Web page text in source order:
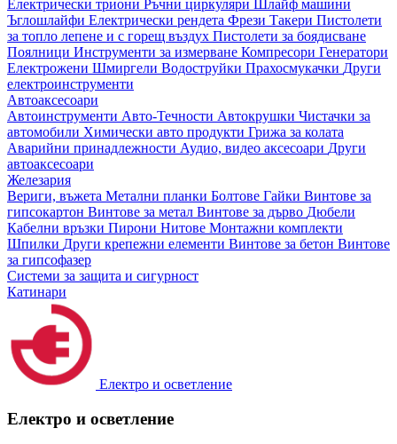
Електрически триони Ръчни циркуляри
Шлайф машини
Ъглошлайфи Електрически рендета Фрези Такери Пистолети
за топло лепене и с горещ въздух Пистолети за боядисване
Поялници Инструменти за измерване Компресори Генератори
Електрожени Шмиргели Водоструйки Прахосмукачки Други
електроинструменти
Автоаксесоари
Автоинструменти Авто-Течности Автокрушки Чистачки за
автомобили Химически авто продукти Грижа за колата
Аварийни принадлежности Аудио, видео аксесоари Други
автоаксесоари
Железария
Вериги, въжета Метални планки Болтове Гайки Винтове за
гипсокартон Винтове за метал Винтове за дърво Дюбели
Кабелни връзки Пирони Нитове Монтажни комплекти
Шпилки Други крепежни елементи Винтове за бетон Винтове
за гипсофазер
Системи за защита и сигурност
Катинари
Електро и осветление
Електро и осветление